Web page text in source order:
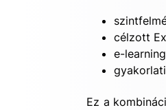
célzott
e-
Ez a